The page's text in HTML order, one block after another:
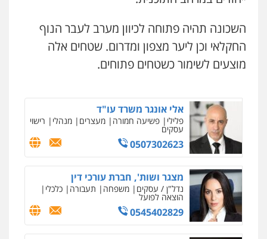
השכונה תהיה פתוחה לכיוון מערב לעבר הנוף
החקלאי וכן ליער מצפון ומדרום. שטחים אלה
מוצעים לשימור כשטחים פתוחים.
אלי אונגר משרד עו"ד
פלילי פשיעה חמורה מעצרים מנהלי רישוי
עסקים
0507302623
מצגר ושות', חברת עורכי דין
נדל"ן / עסקים משפחה תעבורה כלכלי
הוצאה לפועל
0545402829
ניר קידר – צלם
0504578527
רונן הלל – מוניטין